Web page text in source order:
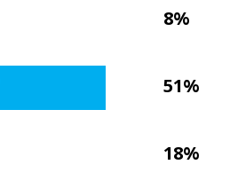
8%
51%
18%